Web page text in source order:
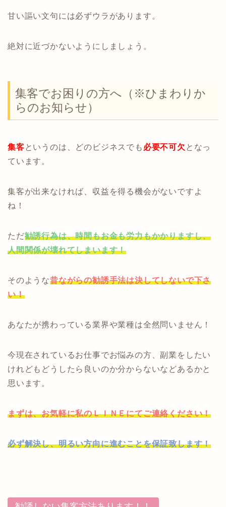
甘い謳い文句には必ずウラがあります。
絶対に近づかないようにしましょう。
集客でお困りの方へ（※ひまわりか
らのお知らせ）
集客というのは、どのビジネスでも 必要不可欠 となっ
ています。
集客が出来なければ、収益を得る機会がないですよ
ね！
ただ勧誘行為は、時間もお金も労力もかかりますし、
人間関係が壊れてしまいます！
そのような昔ながらの勧誘手法は決してしないで下さ
い！
あなたが携わっている業界や業種は全然問いません！
今現在されているお仕事でお悩みの方、副業をしたい
けれどもどうしたら良いのか分からないなどあるかと
思います。
まずは、お気軽に私のＬＩＮＥにてご連絡ください！
必ず解決し、明るい方向に進むことを保証致します！